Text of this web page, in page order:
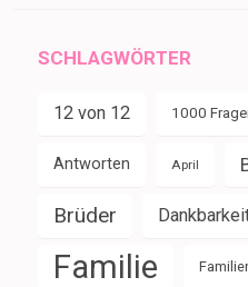
SCHLAGWÖRTER
12 von 12 1000
Antworten April
Brüder
Familie